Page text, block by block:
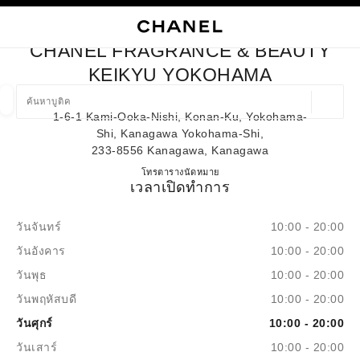
ค้นหาบูติค
ข้อเสนอจะแสดงอยู่ใต้แถบค้นหานี้
0 ข้อเสนอที่มีอยู่
ปิดการ์ดบูติก CHANEL FRAGRANCE & BEAUTY KEIKYU
CHANEL FRAGRANCE & BEAUTY
KEIKYU YOKOHAMA
1-6-1 Kami-Ooka-Nishi, Konan-Ku, Yokohama-
Shi, Kanagawa Yokohama-Shi,
233-8556 Kanagawa, Kanagawa
โทร045-848-7197
ตารางนัดหมายCHANEL FRAGRANCE &
เวลาเปิดทำการ
วันจันทร์
10:00 - 20:00
วันอังคาร
10:00 - 20:00
วันพุธ
10:00 - 20:00
วันพฤหัสบดี
10:00 - 20:00
วันศุกร์
10:00 - 20:00
วันเสาร์
10:00 - 20:00
นาฬิกาและเครื่องประดับอัญมณี